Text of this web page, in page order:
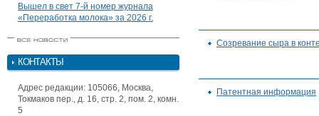
Вышел в свет 7-й номер журнала
«Переработка молока» за 2026 г.
КОНТАКТЫ
Адрес редакции: 105066, Москва,
Токмаков пер., д. 16, стр. 2, пом. 2, комн.
5
Созревание сыра в
Патентная информация